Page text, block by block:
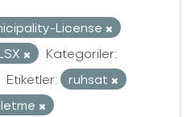
License
Kategoriler:
Etiketler:
ruhsat